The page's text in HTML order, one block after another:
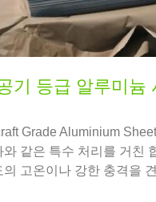
기 등급 알루미늄
Grade Aluminium
와 같은 특수 처리를 거친
의 고온이나 강한 충격을